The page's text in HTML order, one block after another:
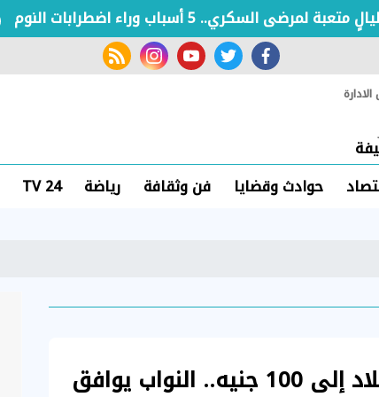
السكري.. 5 أسباب وراء اضطرابات النوم
facebook
twitter
youtube
instagram
rss feed
حوادث وقضايا فن وثقافة رياضة TV 24
توحيد رسم مغادرة البلاد إلى 100 جنيه.. النواب يوافق